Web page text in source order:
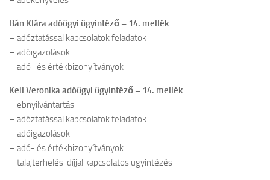
Bán Klára adóügyi ügyintéző – 14. mellék
– adóztatással kapcsolatok feladatok
– adóigazolások
– adó- és értékbizonyítványok
Keil Veronika adóügyi ügyintéző – 14. mellék
– ebnyilvántartás
– adóztatással kapcsolatok feladatok
– adóigazolások
– adó- és értékbizonyítványok
– talajterhelési díjjal kapcsolatos ügyintézés